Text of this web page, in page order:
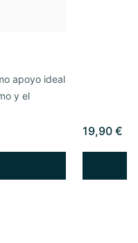
apoyo ideal
y el
19,90 €